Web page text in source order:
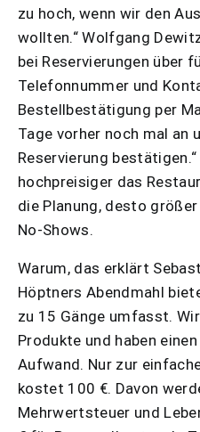
zu hoch, wenn wir den
wollten.“ Wolfgang
bei Reservierungen über
Telefonnummer und
Bestellbestätigung per
Tage vorher noch mal an
Reservierung
hochpreisiger das
die Planung, desto
No-Shows.
Warum, das erklärt
Höptners Abendmahl
zu 15 Gänge umfasst.
Produkte und haben
Aufwand. Nur zur
kostet 100 €. Davon
Mehrwertsteuer und